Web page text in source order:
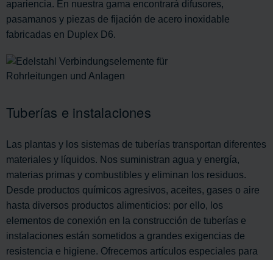
apariencia. En nuestra gama encontrará difusores,
pasamanos y piezas de fijación de acero inoxidable
fabricadas en Duplex D6.
Tuberías e instalaciones
Las plantas y los sistemas de tuberías transportan diferentes
materiales y líquidos. Nos suministran agua y energía,
materias primas y combustibles y eliminan los residuos.
Desde productos químicos agresivos, aceites, gases o aire
hasta diversos productos alimenticios: por ello, los
elementos de conexión en la construcción de tuberías e
instalaciones están sometidos a grandes exigencias de
resistencia e higiene. Ofrecemos artículos especiales para